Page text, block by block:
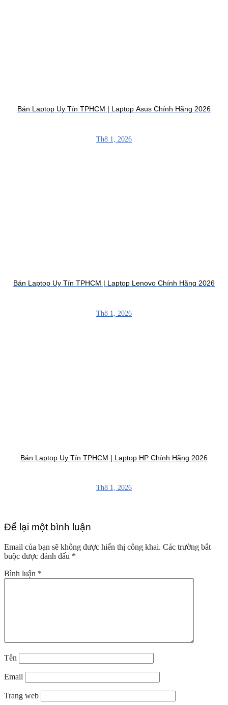
Bán Laptop Uy Tín TPHCM | Laptop Asus Chính Hãng 2026
Th8 1, 2026
Bán Laptop Uy Tín TPHCM | Laptop Lenovo Chính Hãng 2026
Th8 1, 2026
Bán Laptop Uy Tín TPHCM | Laptop HP Chính Hãng 2026
Th8 1, 2026
Để lại một bình luận
Email của bạn sẽ không được hiển thị công khai. Các trường bắt
buộc được đánh dấu *
Bình luận *
Tên
Email
Trang web